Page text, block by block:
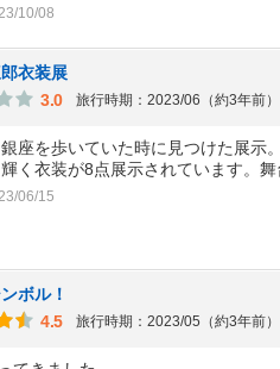
10/08
衣装展
3.0
旅行時期：2023/06（約3年前）
座を歩いていた時に見つけた展示
く衣装が8点展示されています。舞
06/15
ボル！
4.5
旅行時期：2023/05（約3年前）